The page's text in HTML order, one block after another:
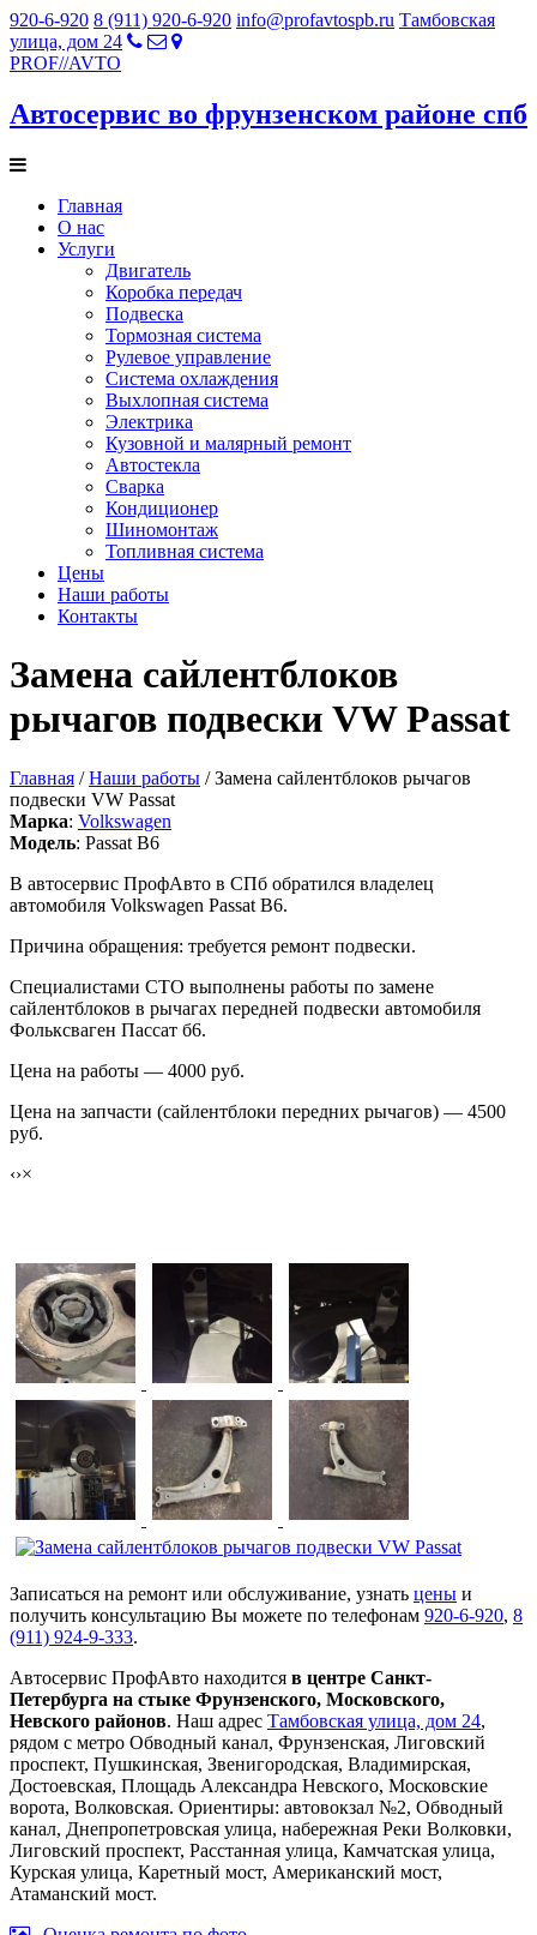
920-6-920 8 (911) 920-6-920 info@profavtospb.ru Тамбовская
улица, дом 24
PROF//AVTO
Автосервис во фрунзенском районе спб
Главная
О нас
Услуги
Двигатель
Коробка передач
Подвеска
Тормозная система
Рулевое управление
Система охлаждения
Выхлопная система
Электрика
Кузовной и малярный ремонт
Автостекла
Сварка
Кондиционер
Шиномонтаж
Топливная система
Цены
Наши работы
Контакты
Замена сайлентблоков
рычагов подвески VW Passat
Главная /Наши работы / Замена сайлентблоков рычагов
подвески VW Passat
Марка: Volkswagen
Модель: Passat B6
В автосервис ПрофАвто в СПб обратился владелец
автомобиля Volkswagen Passat B6.
Причина обращения: требуется ремонт подвески.
Специалистами СТО выполнены работы по замене
сайлентблоков в рычагах передней подвески автомобиля
Фольксваген Пассат б6.
Цена на работы — 4000 руб.
Цена на запчасти (сайлентблоки передних рычагов) — 4500
руб.
‹›×
Записаться на ремонт или обслуживание, узнать цены и
получить консультацию Вы можете по телефонам 920-6-920, 8
(911) 924-9-333.
Автосервис ПрофАвто находится в центре Санкт-
Петербурга на стыке Фрунзенского, Московского,
Невского районов. Наш адрес Тамбовская улица, дом 24,
рядом с метро Обводный канал, Фрунзенская, Лиговский
проспект, Пушкинская, Звенигородская, Владимирская,
Достоевская, Площадь Александра Невского, Московские
ворота, Волковская. Ориентиры: автовокзал №2, Обводный
канал, Днепропетровская улица, набережная Реки Волковки,
Лиговский проспект, Расстанная улица, Камчатская улица,
Курская улица, Каретный мост, Американский мост,
Атаманский мост.